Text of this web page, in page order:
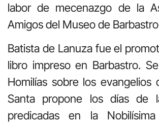
labor de mecenazgo de la
Amigos del Museo de
Batista de Lanuza fue el
libro impreso en Barbastro.
Homilías sobre los evangelios
Santa propone los días de
predicadas en la